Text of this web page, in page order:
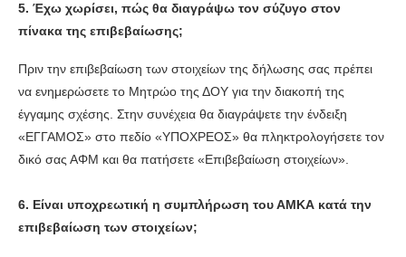
5. Έχω χωρίσει, πώς θα διαγράψω τον σύζυγο στον
πίνακα της επιβεβαίωσης;
Πριν την επιβεβαίωση των στοιχείων της δήλωσης σας πρέπει
να ενημερώσετε το Μητρώο της ΔΟΥ για την διακοπή της
έγγαμης σχέσης. Στην συνέχεια θα διαγράψετε την ένδειξη
«ΕΓΓΑΜΟΣ» στο πεδίο «ΥΠΟΧΡΕΟΣ» θα πληκτρολογήσετε τον
δικό σας ΑΦΜ και θα πατήσετε «Επιβεβαίωση στοιχείων».
6. Είναι υποχρεωτική η συμπλήρωση του ΑΜΚΑ κατά την
επιβεβαίωση των στοιχείων;